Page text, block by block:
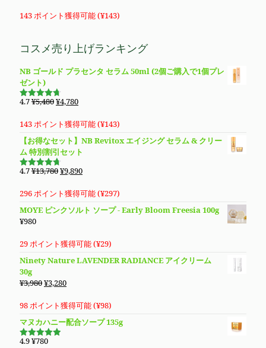
た。
す。
価
¥5,480
し
の
は
で
143 ポイント獲得可能 (¥143)
コスメ売り上げランキング
NB ゴールド プラセンタ セラム 50ml (2個ご購入で1個プレ
ゼント)
5段階で
4.7¥5,480元
価
は
¥5,480
で
た。
¥4,780現
の
格
は
¥4,780
す。
143 ポイント獲得可能 (¥143)
【お得なセット】NB Revitox エイジング セラム & クリー
ム 特別割引セット
5段階で
4.7¥13,780元
価
は
で
し
た。
¥9,890現
の
格
¥9,890
で
す。
296 ポイント獲得可能 (¥297)
MOYE ピンクソルト ソープ - Early Bloom Freesia 100g
¥980
29 ポイント獲得可能 (¥29)
Ninety Nature LAVENDER RADIANCE アイクリーム
30g
¥3,980元
価
は
¥3,980
¥3,280現
の
価
格
98 ポイント獲得可能 (¥98)
マヌカハニー配合ソープ 135g
5段階で
4.9¥780